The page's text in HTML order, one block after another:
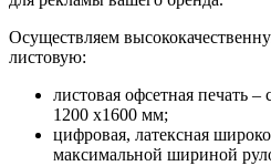
Осуществляем
листовую:
листовая офсетная печать
1200 х1600 мм;
цифровая, латексная
максимальной шириной